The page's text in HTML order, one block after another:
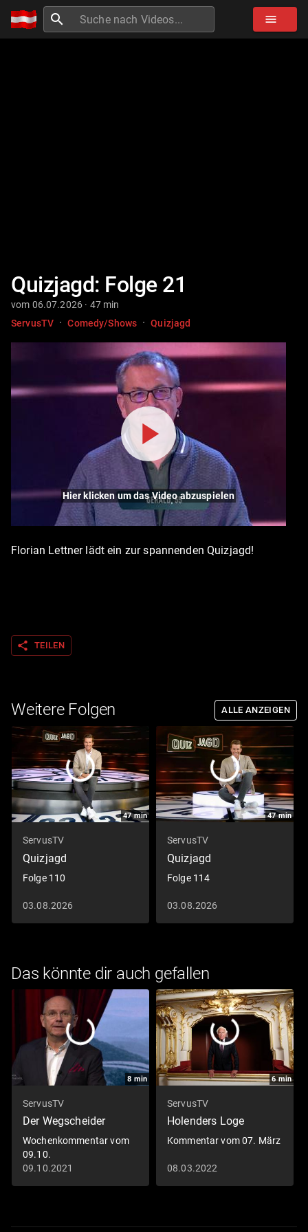
search menu
Quizjagd: Folge 21
vom 06.07.2026 · 47 min
ServusTV · Comedy/Shows · Quizjagd
Hier klicken um das Video abzuspielen
Florian Lettner lädt ein zur spannenden Quizjagd!
share TEILEN
Weitere Folgen ALLE ANZEIGEN
47min
ServusTV
Quizjagd
Folge 110
03.08.2026
47min
ServusTV
Quizjagd
Folge 114
03.08.2026
Das könnte dir auch gefallen
8 min
ServusTV
Der Wegscheider
Wochenkommentar vom
09.10.
09.10.2021
6min
ServusTV
Holenders Loge
Kommentar vom 07. März
08.03.2022